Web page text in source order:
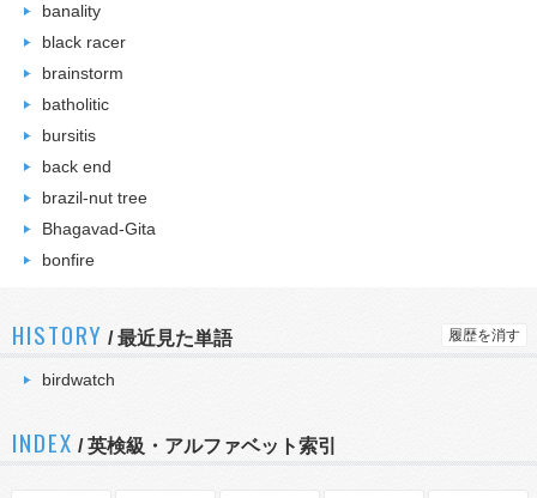
banality
black racer
brainstorm
batholitic
bursitis
back end
brazil-nut tree
Bhagavad-Gita
bonfire
HISTORY /最近見た単語 履歴を消す
birdwatch
INDEX / 英検級・アルファベット索引